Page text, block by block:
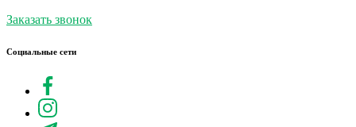
Заказать звонок
Социальные сети